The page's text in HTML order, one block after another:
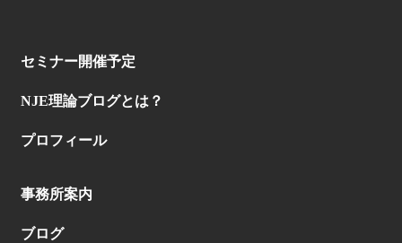
セミナー開催予定
NJE理論ブログとは？
プロフィール
事務所案内
ブログ